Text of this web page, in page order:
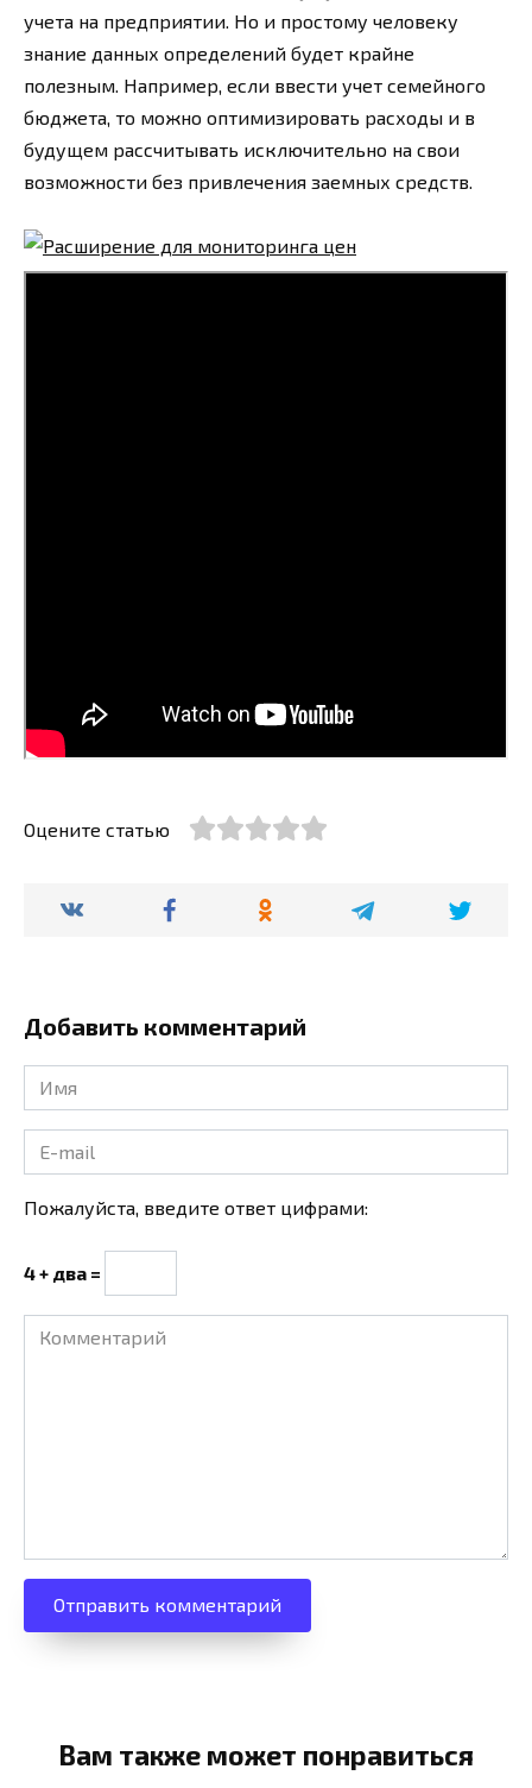
учета на предприятии. Но и простому человеку
знание данных определений будет крайне
полезным. Например, если ввести учет семейного
бюджета, то можно оптимизировать расходы и в
будущем рассчитывать исключительно на свои
возможности без привлечения заемных средств.
Оцените статью
Добавить комментарий
Имя
*
mail
*
Пожалуйста, введите ответ цифрами:
4 + два =
Комментарий
Вам также может понравиться